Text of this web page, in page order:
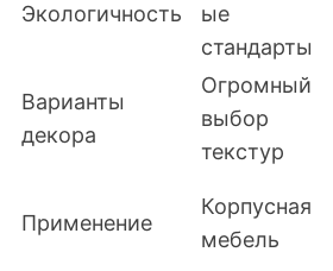
Экологичность
ые
стандарты
Варианты
декора
Огромный
выбор
текстур
Применение
Корпусная
мебель